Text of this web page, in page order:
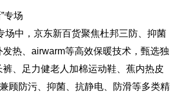
专场
场中，京东新百货聚焦杜邦三防、抑菌
热、airwarm等高效保暖技术，甄选独
、足力健老人加棉运动鞋、蕉内热皮
顾防污、抑菌、抗静电、防滑等多类精